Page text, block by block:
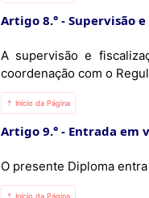
Artigo 8.° Supervisão
A supervisão e
coordenação com o
⇡ Início da Página
Artigo 9.° Entrada em
O presente Diploma
⇡ Início da Página